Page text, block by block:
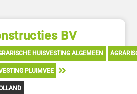
BV
HUISVESTING ALGEMEEN
PLUIMVEE